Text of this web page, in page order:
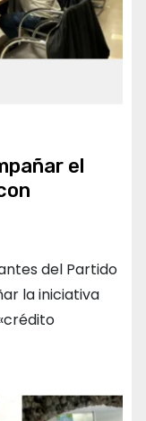
el
del Partido
la iniciativa